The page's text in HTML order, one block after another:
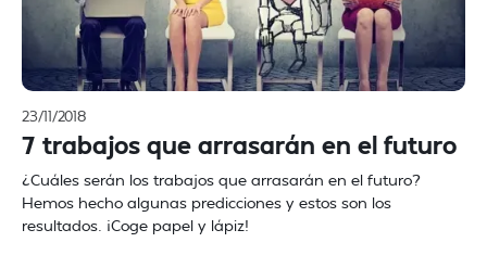
23/11/2018
7 trabajos que arrasarán en el futuro
¿Cuáles serán los trabajos que arrasarán en el futuro?
Hemos hecho algunas predicciones y estos son los
resultados. ¡Coge papel y lápiz!